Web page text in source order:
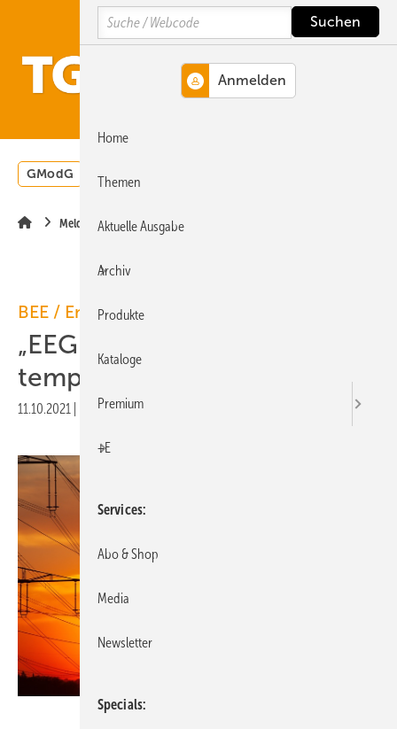
Hauptinhalt
Hauptmenü
SiteSearch
GModG Wärmepumpe
Meldungen
BEE / Energiewende
„EEG-Umlage sinkt nur durch
temporäre Sondereffekte“
11.10.2021 Druckvorschau
Search
Home
Themen
Aktuelle Ausgabe
Archiv
Produkte
Kataloge
Premium
+E
Services
Abo & Shop
Media
Newsletter
Specials